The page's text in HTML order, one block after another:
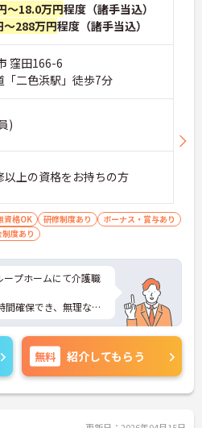
～18.0万円程度（諸手当込）
～288万円程度（諸手当込）
窪田166-6
「二色浜駅」徒歩7分
)
上の資格をお持ちの方
資格OK 研修制度あり
ボーナス・賞与あり
度あり
ープホームにて介護職
確保でき、無理なく
イントなど、さらに
気軽にご相談くださ
無料 紹介してもらう